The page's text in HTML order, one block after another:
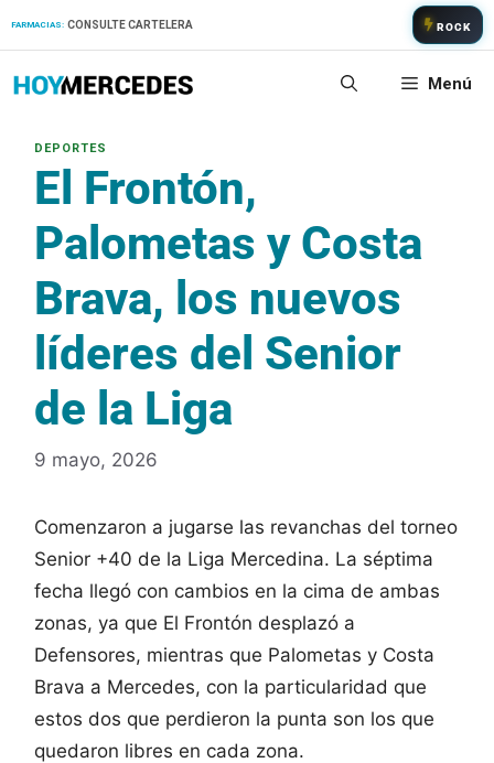
FARMACIAS: CONSULTE CARTELERA ROCK
Menú
El Frontón,
Palometas y Costa
Brava, los nuevos
líderes del Senior
de la Liga
9 mayo, 2026
Comenzaron a jugarse las revanchas del torneo
Senior +40 de la Liga Mercedina. La séptima
fecha llegó con cambios en la cima de ambas
zonas, ya que El Frontón desplazó a
Defensores, mientras que Palometas y Costa
Brava a Mercedes, con la particularidad que
estos dos que perdieron la punta son los que
quedaron libres en cada zona.